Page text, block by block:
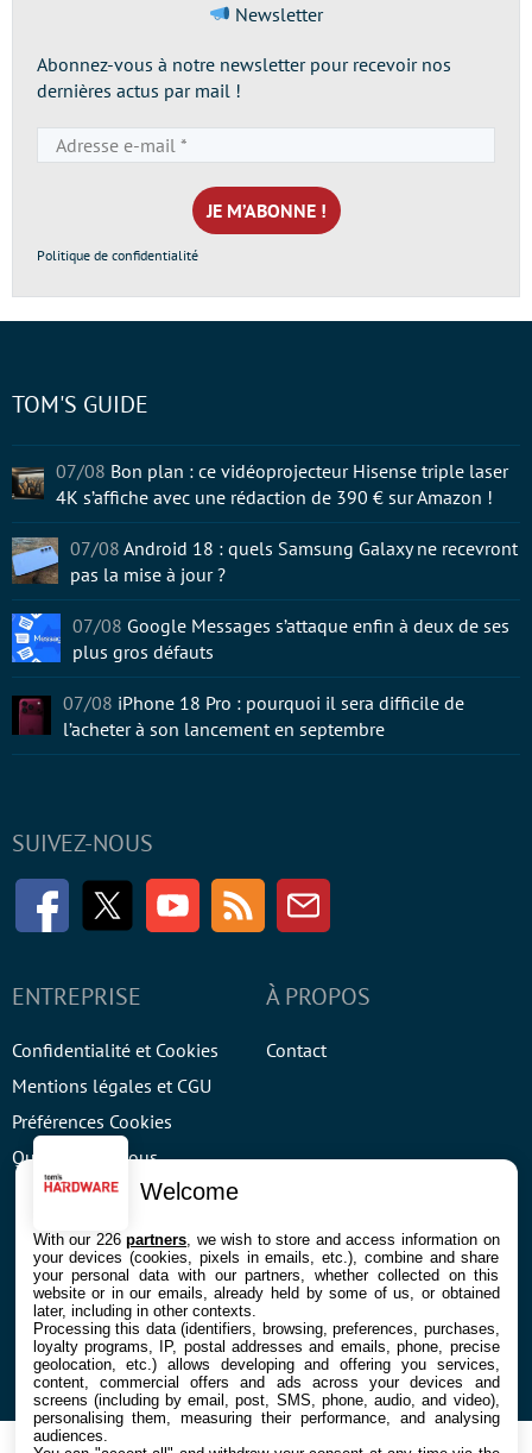
Newsletter
Abonnez-vous à notre newsletter pour recevoir nos
dernières actus par mail !
e-
mail
*
Politique de confidentialité
SUIVEZ-NOUS
FacebookTwitter Youtube RSS Newsletter
ENTREPRISE
Confidentialité et Cookies
Mentions légales et CGU
Préférences Cookies
Qui sommes nous
À PROPOS
Contact
© 2026 Galaxie Media Tous droits réservés
TOM'S GUIDE
07/08 Bon plan : ce vidéoprojecteur Hisense triple laser
4K s’affiche avec une rédaction de 390 € sur Amazon !
07/08 Android 18 : quels Samsung Galaxy ne recevront
pas la mise à jour ?
07/08 Google Messages s’attaque enfin à deux de ses
plus gros défauts
07/08 iPhone 18 Pro : pourquoi il sera difficile de
l’acheter à son lancement en septembre
Welcome
With our 226partners , we wish to store and access information on
your devices (cookies, pixels in emails, etc.), combine and share
your personal data with our partners, whether collected on this
website or in our emails, already held by some of us, or obtained
later, including in other contexts.
Processing this data (identifiers, browsing, preferences, purchases,
loyalty programs, IP, postal addresses and emails, phone, precise
geolocation, etc.) allows developing and offering you services,
content, commercial offers and ads across your devices and
screens (including by email, post, SMS, phone, audio, and video),
personalising them, measuring their performance, and analysing
audiences.